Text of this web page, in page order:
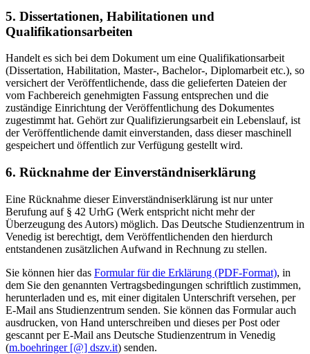
5. Dissertationen, Habilitationen und
Qualifikationsarbeiten
Handelt es sich bei dem Dokument um eine Qualifikationsarbeit
(Dissertation, Habilitation, Master-, Bachelor-, Diplomarbeit etc.), so
versichert der Veröffentlichende, dass die gelieferten Dateien der
vom Fachbereich genehmigten Fassung entsprechen und die
zuständige Einrichtung der Veröffentlichung des Dokumentes
zugestimmt hat. Gehört zur Qualifizierungsarbeit ein Lebenslauf, ist
der Veröffentlichende damit einverstanden, dass dieser maschinell
gespeichert und öffentlich zur Verfügung gestellt wird.
6. Rücknahme der Einverständniserklärung
Eine Rücknahme dieser Einverständniserklärung ist nur unter
Berufung auf § 42 UrhG (Werk entspricht nicht mehr der
Überzeugung des Autors) möglich. Das Deutsche Studienzentrum in
Venedig ist berechtigt, dem Veröffentlichenden den hierdurch
entstandenen zusätzlichen Aufwand in Rechnung zu stellen.
Sie können hier das Formular für die Erklärung (PDF-Format), in
dem Sie den genannten Vertragsbedingungen schriftlich zustimmen,
herunterladen und es, mit einer digitalen Unterschrift versehen, per
E-Mail ans Studienzentrum senden. Sie können das Formular auch
ausdrucken, von Hand unterschreiben und dieses per Post oder
gescannt per E-Mail ans Deutsche Studienzentrum in Venedig
(m.boehringer [@] dszv.it) senden.